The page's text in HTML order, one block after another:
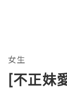
女生
[不正妹